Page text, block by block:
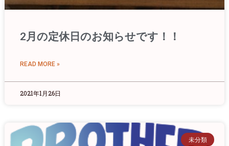
2月の定休日のお知らせです！！
READ MORE »
2021年1月26日
未分類